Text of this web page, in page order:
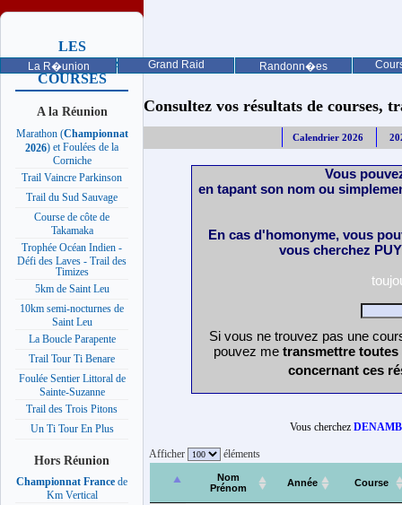
La R�union Grand Raid Randonn�es
LES
PROCHAINES
COURSES
A la Réunion
Marathon (Championnat
2026) et Foulées de la
Corniche
Trail Vaincre Parkinson
Trail du Sud Sauvage
Course de côte de
Takamaka
Trophée Océan Indien -
Défi des Laves - Trail des
Timizes
5km de Saint Leu
10km semi-nocturnes de
Saint Leu
La Boucle Parapente
Trail Tour Ti Benare
Foulée Sentier Littoral de
Sainte-Suzanne
Trail des Trois Pitons
Un Ti Tour En Plus
Hors Réunion
Championnat France de
Km Vertical
Consultez vos résultats de courses,
Calendrier 2026
Vous
en tapant son nom ou
En cas d'homonyme, vous
vous cherchez
Si vous ne trouvez pas une
pouvez me transmettre
concernant ces
Vous cherchez
Afficher éléments
Nom
Prénom
Année Course